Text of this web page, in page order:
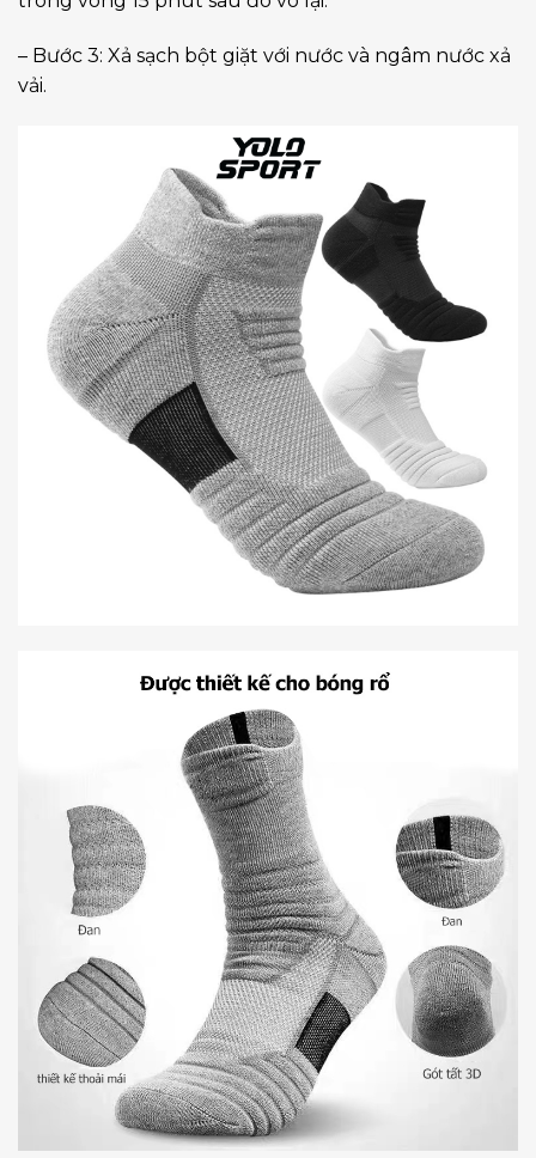
– Bước 3: Xả sạch bột giặt với nước và ngâm nước xả
vải.